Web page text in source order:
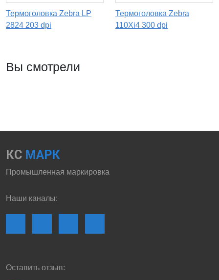
Термоголовка Zebra LP
2824 203 dpi
Термоголовка Zebra
110Xi4 300 dpi
Вы смотрели
КС МАРК
Промышленная маркировка
Наши каналы:
Оставить отзыв: